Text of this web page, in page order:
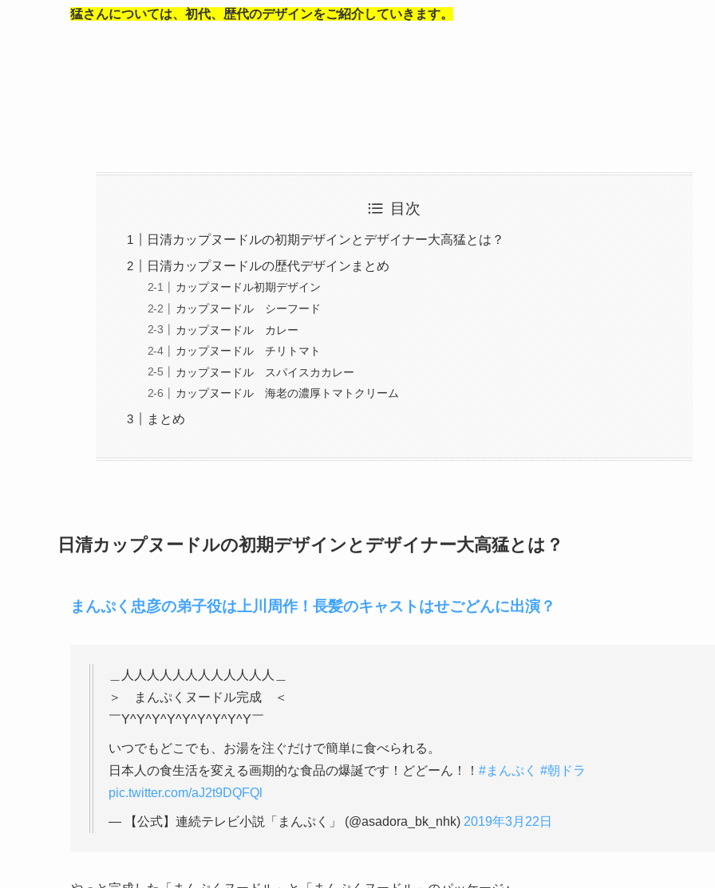
猛さんについては、初代、歴代のデザインをご紹介していきます。
目次
日清カップヌードルの初期デザインとデザイナー大高猛とは？
日清カップヌードルの歴代デザインまとめ
カップヌードル初期デザイン
カップヌードル シーフード
カップヌードル カレー
カップヌードル チリトマト
カップヌードル スパイスカカレー
カップヌードル 海老の濃厚トマトクリーム
まとめ
日清カップヌードルの初期デザインとデザイナー大高猛とは？
まんぷく忠彦の弟子役は上川周作！長髪のキャストはせごどんに出演？
＿人人人人人人人人人人人人＿
＞ まんぷくヌードル完成 ＜
￣Y^Y^Y^Y^Y^Y^Y^Y^Y￣
いつでもどこでも、お湯を注ぐだけで簡単に食べられる。
日本人の食生活を変える画期的な食品の爆誕です！どどーん！！ #まんぷく #朝ドラ
pic.twitter.com/aJ2t9DQFQl
— 【公式】連続テレビ小説「まんぷく」 (@asadora_bk_nhk) 2019年3月22日